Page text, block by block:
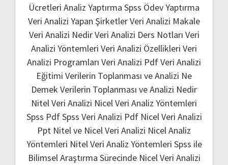
Ücretleri Analiz Yaptırma Spss Ödev Yaptırma
Veri Analizi Yapan ŞirketlerVeri Analizi Makale
Veri Analizi NedirVeri Analizi Ders Notları Veri
Analizi Yöntemleri Veri Analizi Özellikleri Veri
Analizi Programları Veri Analizi PdfVeri Analizi
Eğitimi Verilerin Toplanması ve Analizi Ne
Demek Verilerin Toplanması ve Analizi Nedir
Nitel Veri Analizi Nicel Veri Analiz Yöntemleri
Spss PdfSpss Veri Analizi Pdf Nicel Veri Analizi
Ppt Nitel ve Nicel Veri Analizi Nicel Analiz
Yöntemleri Nitel Veri Analiz Yöntemleri Spss ile
Bilimsel Araştırma Sürecinde Nicel Veri Analizi